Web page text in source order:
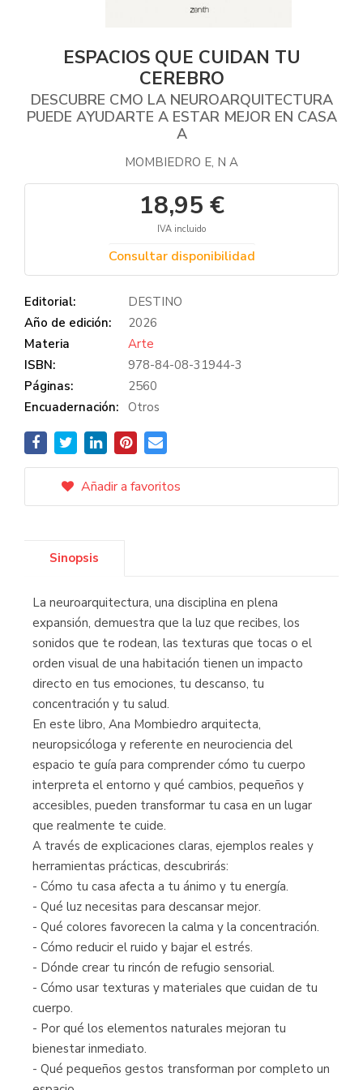
ESPACIOS QUE CUIDAN TU
CEREBRO
DESCUBRE CMO LA NEUROARQUITECTURA
PUEDE AYUDARTE A ESTAR MEJOR EN CASA
A
MOMBIEDRO E, N A
18,95 €
IVA incluido
Consultar disponibilidad
Editorial:
DESTINO
Año de edición:
2026
Materia
Arte
ISBN:
978-84-08-31944-3
Páginas:
2560
Encuadernación: Otros
Añadir a favoritos
Sinopsis
La neuroarquitectura, una disciplina en plena
expansión, demuestra que la luz que recibes, los
sonidos que te rodean, las texturas que tocas o el
orden visual de una habitación tienen un impacto
directo en tus emociones, tu descanso, tu
concentración y tu salud.
En este libro, Ana Mombiedro arquitecta,
neuropsicóloga y referente en neurociencia del
espacio te guía para comprender cómo tu cuerpo
interpreta el entorno y qué cambios, pequeños y
accesibles, pueden transformar tu casa en un lugar
que realmente te cuide.
A través de explicaciones claras, ejemplos reales y
herramientas prácticas, descubrirás:
- Cómo tu casa afecta a tu ánimo y tu energía.
- Qué luz necesitas para descansar mejor.
- Qué colores favorecen la calma y la concentración.
- Cómo reducir el ruido y bajar el estrés.
- Dónde crear tu rincón de refugio sensorial.
- Cómo usar texturas y materiales que cuidan de tu
cuerpo.
- Por qué los elementos naturales mejoran tu
bienestar inmediato.
- Qué pequeños gestos transforman por completo un